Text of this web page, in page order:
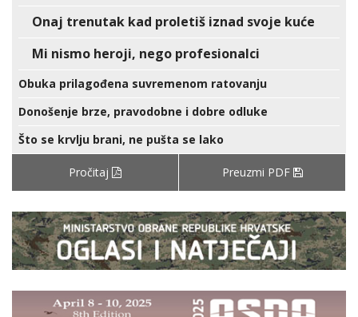
Onaj trenutak kad proletiš iznad svoje kuće
Mi nismo heroji, nego profesionalci
Obuka prilagođena suvremenom ratovanju
Donošenje brze, pravodobne i dobre odluke
Što se krvlju brani, ne pušta se lako
Pročitaj Preuzmi PDF